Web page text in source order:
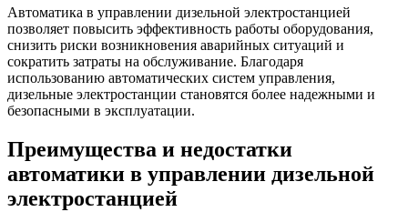
Автоматика в управлении дизельной электростанцией
позволяет повысить эффективность работы оборудования,
снизить риски возникновения аварийных ситуаций и
сократить затраты на обслуживание. Благодаря
использованию автоматических систем управления,
дизельные электростанции становятся более надежными и
безопасными в эксплуатации.
Преимущества и недостатки
автоматики в управлении дизельной
электростанцией